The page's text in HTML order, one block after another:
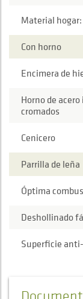
Material
Con horno
Encimera de
Horno de
cromados
Cenicero
Parrilla de leña
Óptima
Deshollinado
Superficie